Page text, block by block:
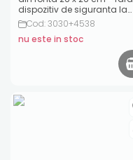
dispozitiv de siguranta la
aprindere
Cod: 3030+4538
nu este in stoc